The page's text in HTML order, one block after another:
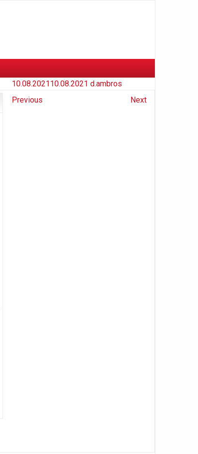
10.08.202110.08.2021 d.ambros
Previous
Next